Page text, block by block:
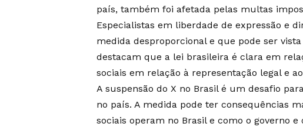
país, também foi afetada pelas multas
Especialistas em liberdade de expressão e
medida desproporcional e que pode ser
destacam que a lei brasileira é clara em
sociais em relação à representação legal e
A suspensão do X no Brasil é um desafio
no país. A medida pode ter consequências
sociais operam no Brasil e como o governo